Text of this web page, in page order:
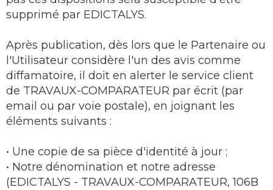
supprimé par EDICTALYS.
Après publication, dès lors que le Partenaire ou
l'Utilisateur considère l'un des avis comme
diffamatoire, il doit en alerter le service client
de TRAVAUX-COMPARATEUR par écrit (par
email ou par voie postale), en joignant les
éléments suivants :
• Une copie de sa pièce d'identité à jour ;
• Notre dénomination et notre adresse
(EDICTALYS - TRAVAUX-COMPARATEUR, 106B